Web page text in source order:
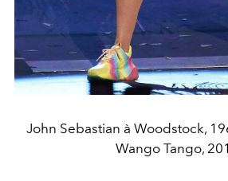
John Sebastian à Woodstock,
Wango Tango,